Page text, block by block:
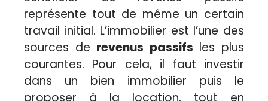
représente tout de même un certain
travail initial. L’immobilier est l’une des
sources de revenus passifs les plus
courantes. Pour cela, il faut investir
dans un bien immobilier puis le
proposer à la location, tout en